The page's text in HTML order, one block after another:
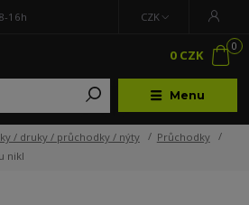
Menu
CZK
16h
0
0 CZK
/ druky / průchodky / nýty
Průchodky
nikl